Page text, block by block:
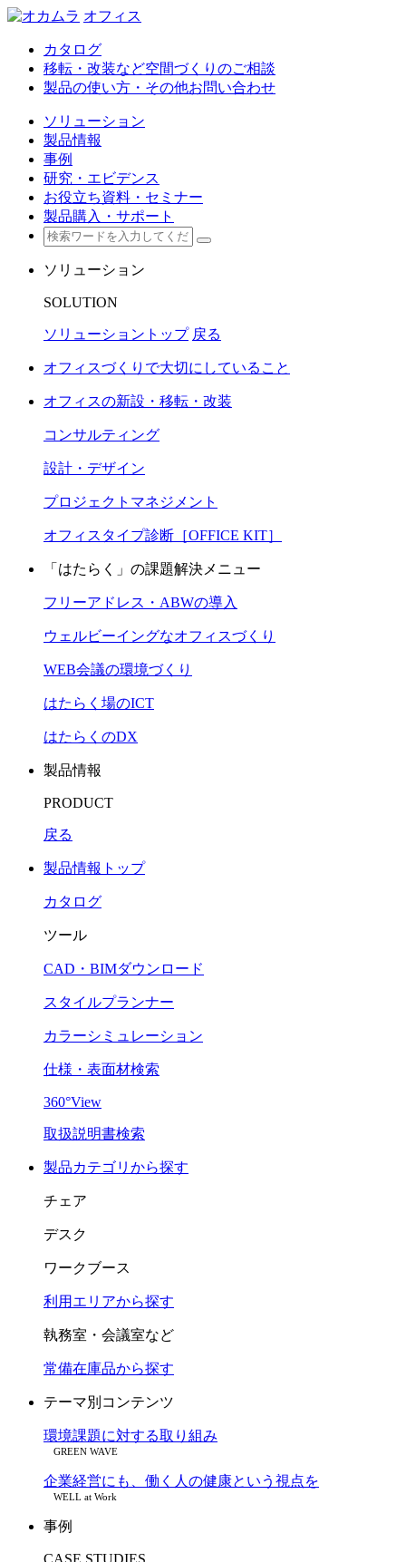
オフィス
カタログ
移転・改装など空間づくりのご相談
製品の使い方・その他お問い合わせ
ソリューション
製品情報
事例
研究・エビデンス
お役立ち資料・セミナー
製品購入・サポート
ソリューション
SOLUTION
ソリューショントップ 戻る
オフィスづくりで大切にしていること
オフィスの新設・移転・改装
コンサルティング
設計・デザイン
プロジェクトマネジメント
オフィスタイプ診断［OFFICE KIT］
「はたらく」の課題解決メニュー
フリーアドレス・ABWの導入
ウェルビーイングなオフィスづくり
WEB会議の環境づくり
はたらく場のICT
はたらくのDX
製品情報
PRODUCT
戻る
製品情報トップ
カタログ
ツール
CAD・BIMダウンロード
スタイルプランナー
カラーシミュレーション
仕様・表面材検索
360°View
取扱説明書検索
製品カテゴリから探す
チェア
デスク
ワークブース
利用エリアから探す
執務室・会議室など
常備在庫品から探す
テーマ別コンテンツ
環境課題に対する取り組み
GREEN WAVE
企業経営にも、働く人の健康という視点を
WELL at Work
事例
CASE STUDIES